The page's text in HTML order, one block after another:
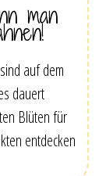
man
auf dem
dauert
Blüten für
entdecken